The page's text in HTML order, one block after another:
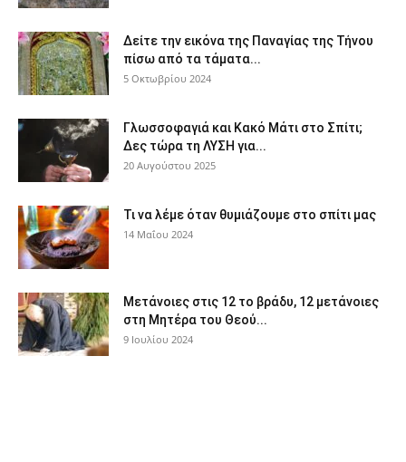
Δείτε την εικόνα της Παναγίας της Τήνου
πίσω από τα τάματα...
5 Οκτωβρίου 2024
Γλωσσοφαγιά και Κακό Μάτι στο Σπίτι;
Δες τώρα τη ΛΥΣΗ για...
20 Αυγούστου 2025
Τι να λέμε όταν θυμιάζουμε στο σπίτι μας
14 Μαΐου 2024
Μετάνοιες στις 12 το βράδυ, 12 μετάνοιες
στη Μητέρα του Θεού...
9 Ιουλίου 2024